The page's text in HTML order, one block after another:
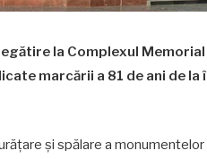
la Complexul
marcării a 81 de ani de la
și spălare a